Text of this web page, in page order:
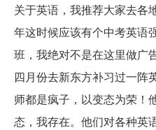
关于英语，我推荐大家去各
年这时候应该有个中考英语
班，我绝对不是在这里做广
四月份去新东方补习过一阵
师都是疯子，以变态为荣！
态，我存在。他们对各种英